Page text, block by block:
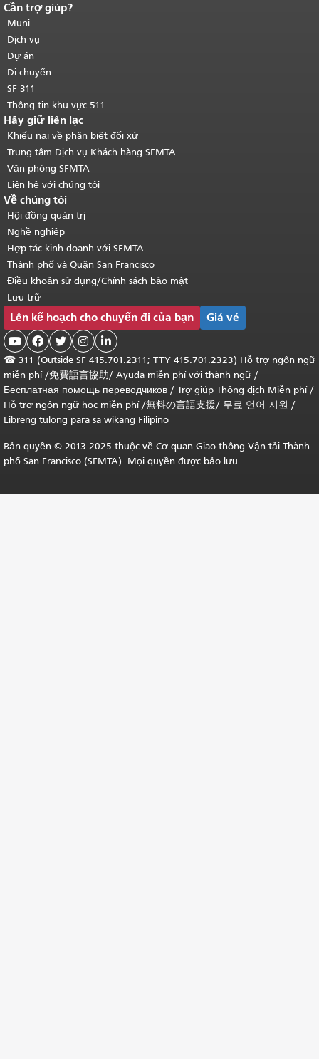
Kết thúc nội dung trang.
của trang này được lặp lại trên mọi
trang.Quay lại đầu trang nội dung
chính.
Cần trợ giúp?
Muni
Dịch vụ
Dự án
Di chuyển
SF 311
Thông tin khu vực 511
Hãy giữ liên lạc
Khiếu nại về phân biệt đối xử
Trung tâm Dịch vụ Khách hàng SFMTA
Văn phòng SFMTA
Liên hệ với chúng tôi
Về chúng tôi
Hội đồng quản trị
Nghề nghiệp
Hợp tác kinh doanh với SFMTA
Thành phố và Quận San Francisco
Điều khoản sử dụng/Chính sách bảo mật
Lưu trữ
Lên kế hoạch cho chuyến đi của bạn Giá vé
    
☎ 311 (Outside SF 415.701.2311; TTY 415.701.2323) Hỗ trợ ngôn ngữ
miễn phí /免費語言協助/ Ayuda miễn phí với thành ngữ /
Бесплатная помощь переводчиков / Trợ giúp Thông dịch Miễn phí/
Hỗ trợ ngôn ngữ học miễn phí/無料の言語支援/ 무료 언어 지원 /
Libreng tulong para sa wikang Filipino
Bản quyền © 2013-2025 thuộc về Cơ quan Giao thông Vận tải Thành
phố San Francisco (SFMTA). Mọi quyền được bảo lưu.